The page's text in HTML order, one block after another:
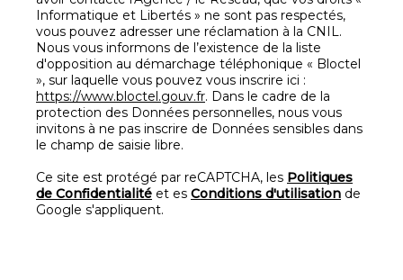
Informatique et Libertés » ne sont pas respectés,
vous pouvez adresser une réclamation à la CNIL.
Nous vous informons de l’existence de la liste
d'opposition au démarchage téléphonique « Bloctel
», sur laquelle vous pouvez vous inscrire ici :
https://www.bloctel.gouv.fr. Dans le cadre de la
protection des Données personnelles, nous vous
invitons à ne pas inscrire de Données sensibles dans
le champ de saisie libre.
Ce site est protégé par reCAPTCHA, les Politiques
de Confidentialité et es Conditions d'utilisation de
Google s'appliquent.